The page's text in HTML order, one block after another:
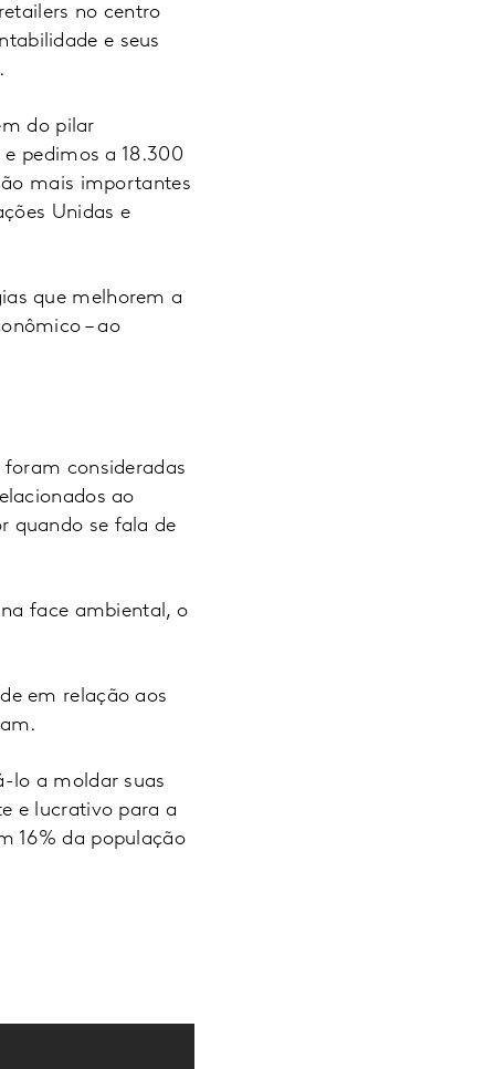
no centro
e seus
do pilar
pedimos a 18.300
mais importantes
Unidas e
que melhorem a
– ao
consideradas
ao
quando se fala de
face ambiental, o
em relação aos
lo a moldar suas
e lucrativo para a
16% da população